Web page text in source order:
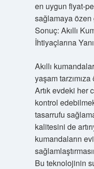
en uygun fiyat-
sağlamaya özen
Sonuç: Akıllı
İhtiyaçlarına
Akıllı
yaşam
Artık evdeki her
kontrol
tasarrufu
kalitesini de
kumandaların
Bu teknolojinin